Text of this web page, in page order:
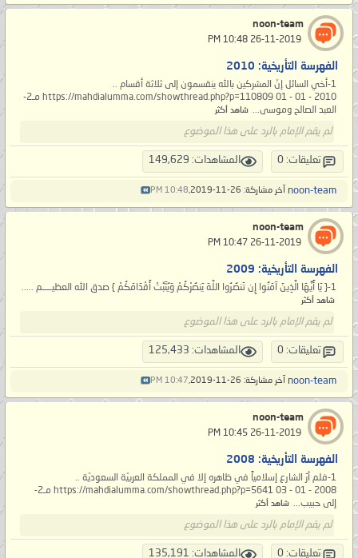
noon-team
الفهرسة التأريخية: 2010
1-أخي السائل إنّ المشركين بالله ينقسمون إلى ثلاثة أقسام ..
https://mahdialumma.com/showthread.php?p=110809 01 - 01 - 2010 مـ2-
العبد الصالح وموسى... شاهد أكثر
لم يقم الإمام بالرد على هذا الموضوع
تعليقات: 0 المشاهدات: 149,629
noon-team آخر مشاركة: 26-11-2019, 10:48 PM
noon-team
الفهرسة التأريخية: 2009
1-{ يَا أَيُّهَا الَّذِينَ آمَنُوا إِن تَنصُرُوا اللَّهَ يَنصُرْكُمْ وَيُثَبِّتْ أَقْدَامَكُمْ } صدق الله العظيــــم .....
شاهد أكثر
لم يقم الإمام بالرد على هذا الموضوع
تعليقات: 0 المشاهدات: 125,433
noon-team آخر مشاركة: 26-11-2019, 10:47 PM
noon-team
الفهرسة التأريخية: 2008
1-فلم أرَ الشارع إسلامياً في ظاهره إلا في المملكة العربيّة السعوديّة ..
https://mahdialumma.com/showthread.php?p=5641 03 - 01 - 2008 مـ2-
إلى حبيب... شاهد أكثر
لم يقم الإمام بالرد على هذا الموضوع
تعليقات: 0 المشاهدات: 135,191